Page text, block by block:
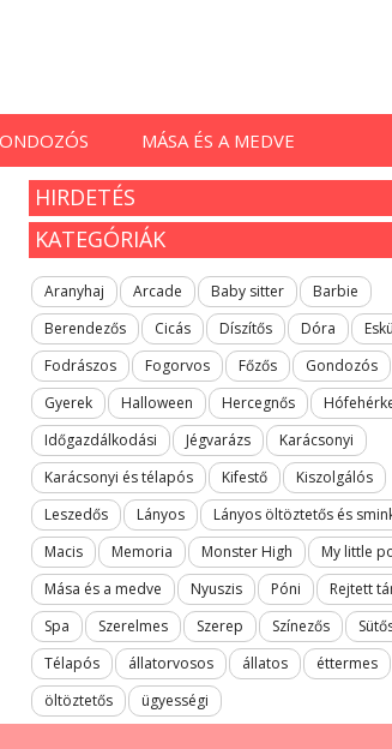
MÁSA ÉS A MEDVE
HIRDETÉS
KATEGÓRIÁK
Aranyhaj Arcade Baby sitter
Barbie
Berendezős
Cicás Díszítős Dóra
Fodrászos
Fogorvos Főzős
Gondozós
Gyerek
Halloween Hercegnős
Időgazdálkodási
Jégvarázs
Karácsonyi
Karácsonyi és télapós
Kifestő
Kiszolgálós
Leszedős
Lányos
Lányos öltöztetős és
Macis
Memoria Monster High
My little
Mása és a medve
Nyuszis Póni
Rejtett
Spa
Szerelmes Szerep Színezős
Télapós
állatorvosos állatos
éttermes
öltöztetős
ügyességi